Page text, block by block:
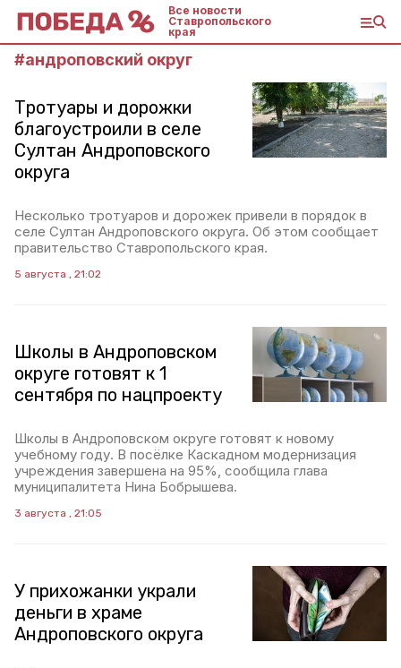
Все новости
Ставропольского
края
#андроповский округ
Тротуары и дорожки
благоустроили в селе
Султан Андроповского
округа
Несколько тротуаров и дорожек привели в порядок в
селе Султан Андроповского округа. Об этом сообщает
правительство Ставропольского края.
5 августа , 21:02
Школы в Андроповском
округе готовят к 1
сентября по нацпроекту
Школы в Андроповском округе готовят к новому
учебному году. В посёлке Каскадном модернизация
учреждения завершена на 95%, сообщила глава
муниципалитета Нина Бобрышева.
3 августа , 21:05
У прихожанки украли
деньги в храме
Андроповского округа